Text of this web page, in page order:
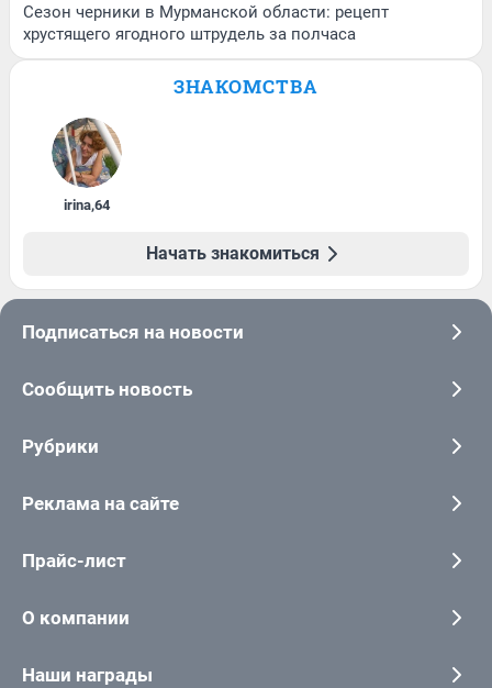
Сезон черники в Мурманской области: рецепт
хрустящего ягодного штрудель за полчаса
ЗНАКОМСТВА
irina,64
Начать знакомиться
Подписаться на новости
Сообщить новость
Рубрики
Реклама на сайте
Прайс-лист
О компании
Наши награды